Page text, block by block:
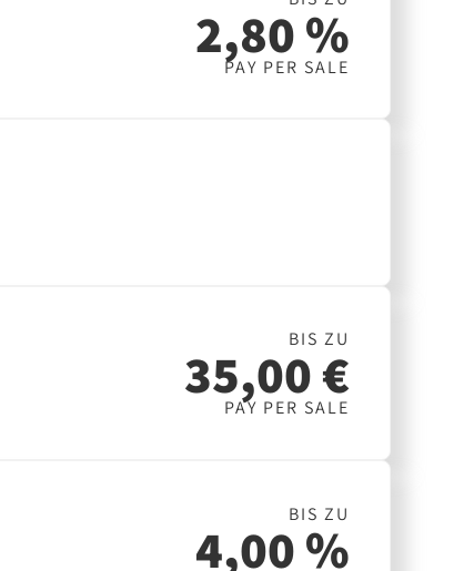
2,80 %
PAY PER SALE
BIS ZU
35,00 €
PAY PER SALE
BIS ZU
4,00 %